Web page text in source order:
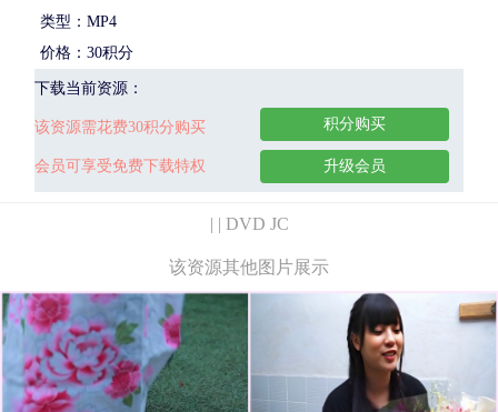
类型：MP4
价格：30积分
下载当前资源：
该资源需花费30积分购买
会员可享受免费下载特权
积分购买
升级会员
| | DVD JC
该资源其他图片展示